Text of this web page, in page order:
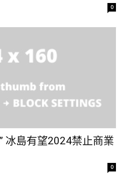
0
冰島有望2024禁止商業
0